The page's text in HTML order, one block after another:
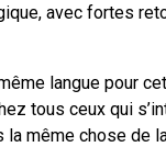
avec fortes
langue pour
tous ceux qui
même chose de